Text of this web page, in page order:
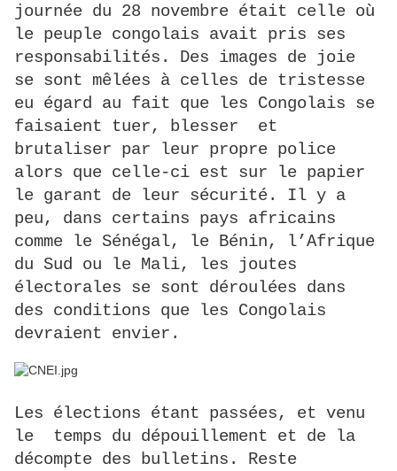
journée du 28 novembre était celle où
le peuple congolais avait pris ses
responsabilités. Des images de joie
se sont mêlées à celles de tristesse
eu égard au fait que les Congolais se
faisaient tuer, blesser et
brutaliser par leur propre police
alors que celle-ci est sur le papier
le garant de leur sécurité. Il y a
peu, dans certains pays africains
comme le Sénégal, le Bénin, l’Afrique
du Sud ou le Mali, les joutes
électorales se sont déroulées dans
des conditions que les Congolais
devraient envier.
Les élections étant passées, et venu
le temps du dépouillement et de la
décompte des bulletins. Reste